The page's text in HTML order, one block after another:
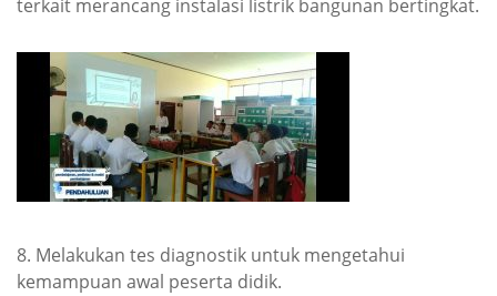
terkait merancang instalasi listrik bangunan bertingkat.
8. Melakukan tes diagnostik untuk mengetahui
kemampuan awal peserta didik.